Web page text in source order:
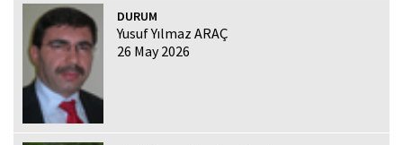
DURUM
Yusuf Yılmaz ARAÇ
26 May 2026